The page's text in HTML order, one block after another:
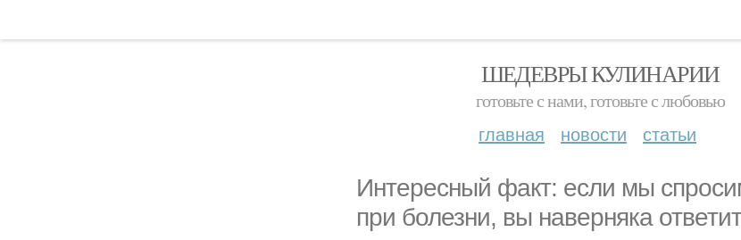
ШЕДЕВРЫ КУЛИНАРИИ
готовьте с нами, готовьте с любовью
главная новости статьи
Интересный факт: если мы
при болезни, вы наверняка